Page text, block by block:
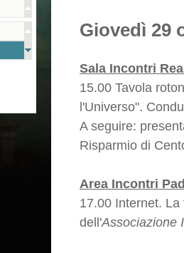
Giovedì 29
Sala Incontri
15.00 Tavola
l'Universo".
A seguire:
Risparmio di
Area Incontri
17.00 Internet.
dell'Associazione